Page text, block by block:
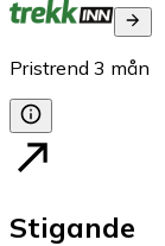
Pristrend 3 mån
Stigande